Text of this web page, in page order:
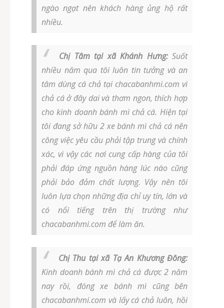
ngào ngạt nên khách hàng ủng hộ rất
nhiều.
Chị Tâm tại xã Khánh Hưng:Suốt
nhiều năm qua tôi luôn tin tưởng và an
tâm dùng cá chả tại chacabanhmi.com vì
chả cá ở đây dai và thơm ngon, thích hợp
cho kinh doanh bánh mì chả cá. Hiện tại
tôi đang sở hữu 2 xe bánh mì chả cá nên
công việc yêu cầu phải tập trung và chính
xác, vì vậy các nơi cung cấp hàng của tôi
phải đáp ứng nguồn hàng lúc nào cũng
phải bảo đảm chất lượng. Vậy nên tôi
luôn lựa chọn những địa chỉ uy tín, lớn và
có nổi tiếng trên thị trường như
chacabanhmi.com để làm ăn.
Chị Thu tại xã Tạ An Khương Đông:
Kinh doanh bánh mì chả cá được 2 năm
nay rồi, đóng xe bánh mì cũng bên
chacabanhmi.com và lấy cá chả luôn, hồi